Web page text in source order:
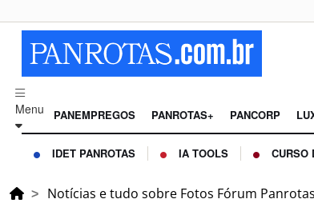
Menu PANEMPREGOS PANROTAS+ PANCORP
IDET PANROTAS IA TOOLS CURSO
Notícias e tudo sobre Fotos Fórum